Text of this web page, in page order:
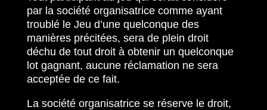
par la société organisatrice comme ayant
troublé le Jeu d’une quelconque des
manières précitées, sera de plein droit
déchu de tout droit à obtenir un quelconque
lot gagnant, aucune réclamation ne sera
acceptée de ce fait.
La société organisatrice se réserve le droit,